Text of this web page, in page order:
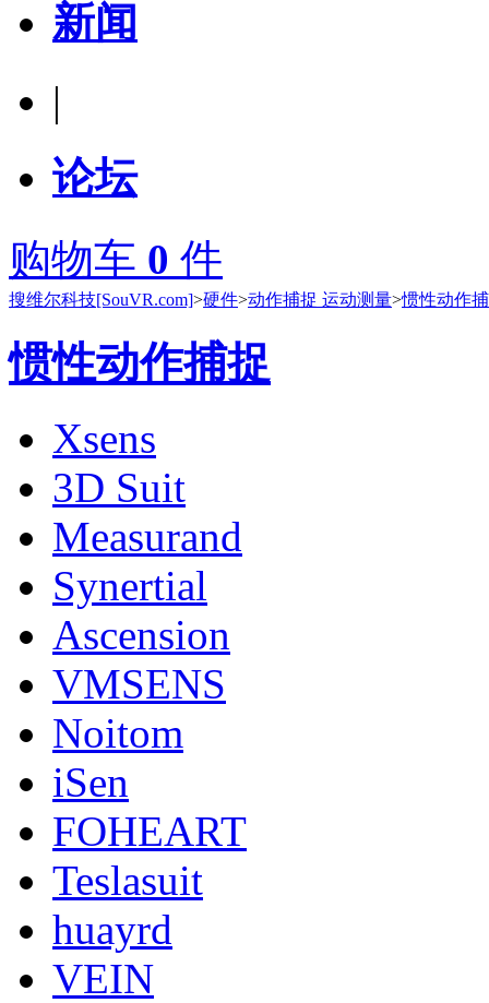
新闻
|
论坛
购物车 0 件
搜维尔科技[SouVR.com]>硬件>动作捕捉 运动测量>惯性动作
惯性动作捕捉
Xsens
3D Suit
Measurand
Synertial
Ascension
VMSENS
Noitom
iSen
FOHEART
Teslasuit
huayrd
VEIN